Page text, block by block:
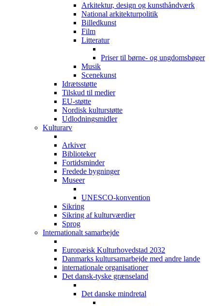
Arkitektur, design og kunsthåndværk
National arkitekturpolitik
Billedkunst
Film
Litteratur
Priser til børne- og ungdomsbøger
Musik
Scenekunst
Idrætsstøtte
Tilskud til medier
EU-støtte
Nordisk kulturstøtte
Udlodningsmidler
Kulturarv
Arkiver
Biblioteker
Fortidsminder
Fredede bygninger
Museer
UNESCO-konvention
Sikring
Sikring af kulturværdier
Sprog
Internationalt samarbejde
Europæisk Kulturhovedstad 2032
Danmarks kultursamarbejde med andre lande
internationale organisationer
Det dansk-tyske grænseland
Det danske mindretal